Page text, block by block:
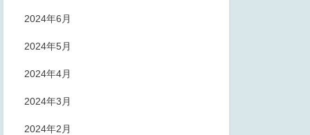
2024年6月
2024年5月
2024年4月
2024年3月
2024年2月